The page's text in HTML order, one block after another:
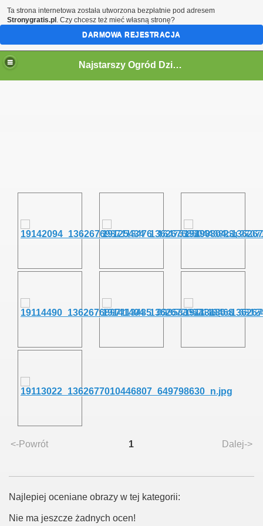
Najstarszy Ogród Działkowy w Polsce
<-Powrót 1 Dalej->
Najlepiej oceniane obrazy w tej kategorii:
Nie ma jeszcze żadnych ocen!
Ta strona internetowa została utworzona bezpłatnie pod adresem
Stronygratis.pl . Czy chcesz też mieć własną stronę?
DARMOWA REJESTRACJA